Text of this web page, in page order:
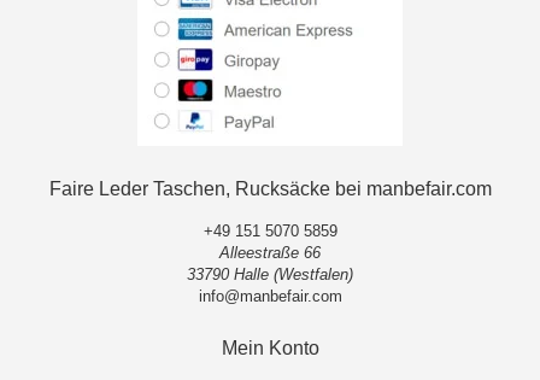
Faire Leder Taschen, Rucksäcke bei manbefair.com
+49 151 5070 5859
Alleestraße 66
33790 Halle (Westfalen)
info@manbefair.com
Mein Konto